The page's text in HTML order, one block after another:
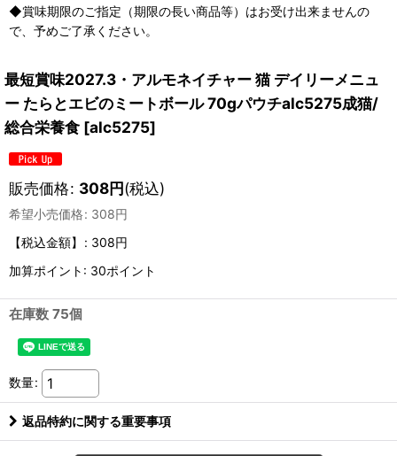
◆賞味期限のご指定（期限の長い商品等）はお受け出来ませんの
で、予めご了承ください。
最短賞味2027.3・アルモネイチャー 猫 デイリーメニュ
ー たらとエビのミートボール 70gパウチalc5275成猫/
総合栄養食 [alc5275]
販売価格: 308円(税込)
希望小売価格: 308円
【税込金額】
: 308円
加算ポイント: 30ポイント
在庫数 75個
数量:
返品特約に関する重要事項